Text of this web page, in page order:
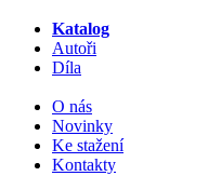
Katalog
Autoři
Díla
O nás
Novinky
Ke stažení
Kontakty